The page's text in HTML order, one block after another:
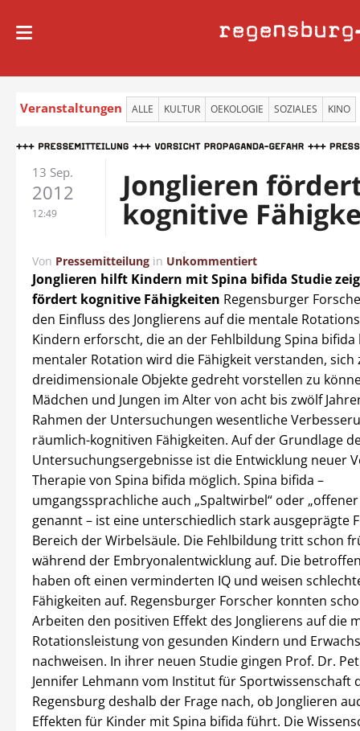
regensburg
Veranstaltungen ALLE KULTUR OEKOLOGIE SOZIALES KINO
13 Sep.
2012
12:49
Jonglieren
kognitive
Von Pressemitteilung in Unkommentiert
Jonglieren hilft Kindern mit Spina bifida Studie
fördert kognitive Fähigkeiten Regensburger
den Einfluss des Jonglierens auf die mentale
Kindern erforscht, die an der Fehlbildung Spina
mentaler Rotation wird die Fähigkeit verstanden, sich
dreidimensionale Objekte gedreht vorstellen zu
Mädchen und Jungen im Alter von acht bis zwölf
Rahmen der Untersuchungen wesentliche
räumlich-kognitiven Fähigkeiten. Auf der Grundlage
Untersuchungsergebnisse ist die Entwicklung neuer
Therapie von Spina bifida möglich. Spina bifida –
umgangssprachliche auch „Spaltwirbel“ oder „offener
genannt – ist eine unterschiedlich stark ausgeprägte
Bereich der Wirbelsäule. Die Fehlbildung tritt schon
während der Embryonalentwicklung auf. Die
haben oft einen verminderten IQ und weisen
Fähigkeiten auf. Regensburger Forscher konnten
Arbeiten den positiven Effekt des Jonglierens auf die
Rotationsleistung von gesunden Kindern und
nachweisen. In ihrer neuen Studie gingen Prof. Dr.
Jennifer Lehmann vom Institut für Sportwissenschaft
Regensburg deshalb der Frage nach, ob Jonglieren
Effekten für Kinder mit Spina bifida führt. Die